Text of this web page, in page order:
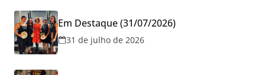
Em Destaque (31/07/2026)
31 de julho de 2026